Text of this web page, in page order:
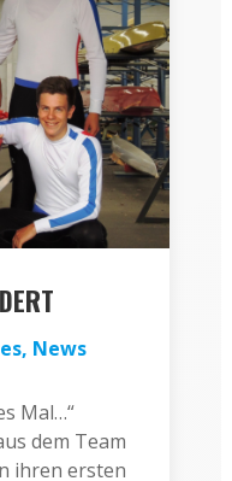
, News
Mal…“
dem Team
ihren ersten